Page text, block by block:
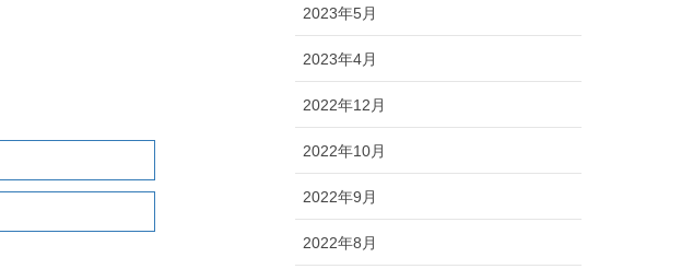
2023年5月
2023年4月
2022年12月
2022年10月
2022年9月
2022年8月